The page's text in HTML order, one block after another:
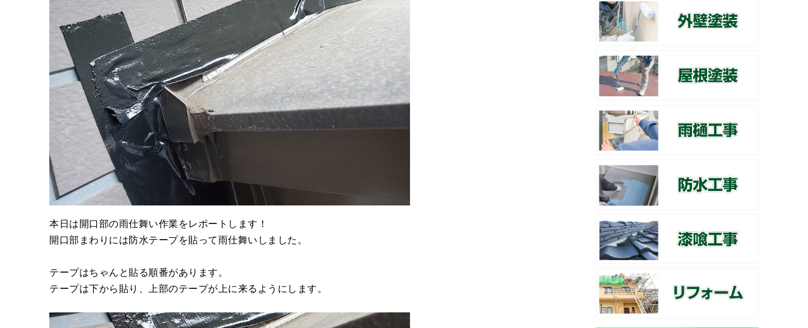
本日は開口部の雨仕舞い作業をレポートします！
開口部まわりには防水テープを貼って雨仕舞いしました。
テープはちゃんと貼る順番があります。
テープは下から貼り、上部のテープが上に来るようにします。